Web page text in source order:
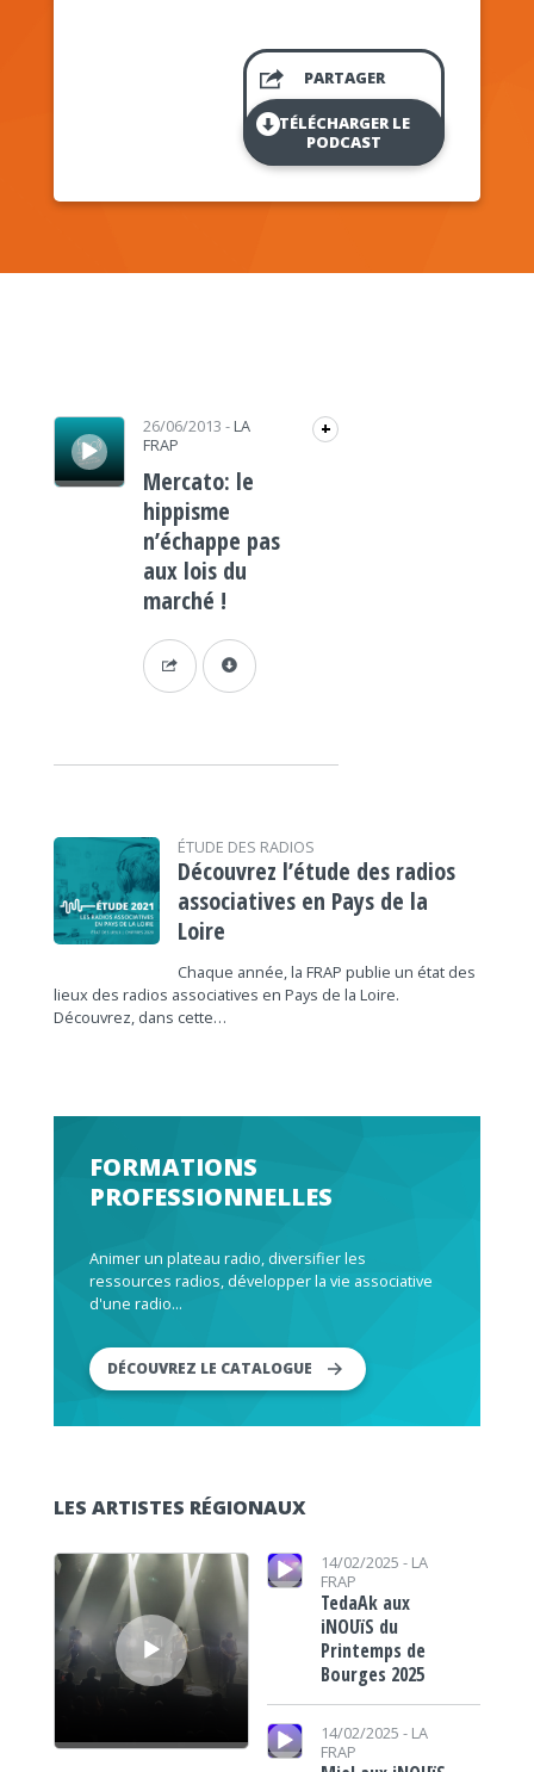
PARTAGER
TÉLÉCHARGER LE
PODCAST
Lecteur audio 26/06/2013 - LA
FRAP
+
Mercato: le
hippisme
n’échappe pas
aux lois du
marché !
ÉTUDE DES RADIOS
Découvrez l’étude des radios
associatives en Pays de la
Loire
Chaque année, la FRAP publie un état des
lieux des radios associatives en Pays de la Loire.
Découvrez, dans cette…
FORMATIONS
PROFESSIONNELLES
Animer un plateau radio, diversifier les
ressources radios, développer la vie associative
d'une radio...
DÉCOUVREZ LE CATALOGUE
LES ARTISTES RÉGIONAUX
Lecteur audio
Lecteur audio 14/02/2025 - LA
FRAP
TedaAk aux
iNOUïS du
Printemps de
Bourges 2025
Lecteur audio
14/02/2025 - LA
FRAP